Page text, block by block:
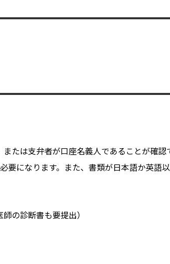
たは支弁者が口座名義人であることが確
になります。また、書類が日本語か英語
の診断書も要提出）